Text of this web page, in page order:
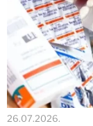
26.07.2026.